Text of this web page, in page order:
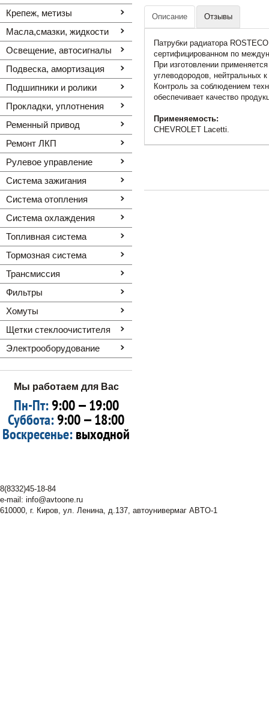
Крепеж, метизы
Масла,смазки, жидкости
Освещение, автоcигналы
Подвеска, амортизация
Подшипники и ролики
Прокладки, уплотнения
Ременный привод
Ремонт ЛКП
Рулевое управление
Система зажигания
Система отопления
Система охлаждения
Топливная система
Тормозная система
Трансмиссия
Фильтры
Хомуты
Щетки стеклоочистителя
Электрооборудование
Мы работаем для Вас
Пн-Пт:9:00 — 19:00
Суббота:9:00 — 18:00
Воскресенье:выходной
Описание Отзывы
Патрубки радиатора
сертифицированном по
При изготовлении
углеводородов, нейтральных
Контроль за соблюдением
обеспечивает качество
Применяемость:
CHEVROLET Lacetti.
8(8332)45-18-84
e-mail: info@avtoone.ru
610000, г. Киров, ул. Ленина, д.137, автоунивермаг ABTO-1